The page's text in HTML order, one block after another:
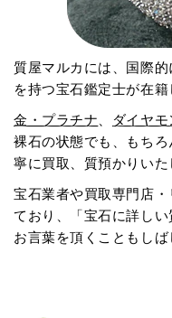
質屋マルカには、国際的
を持つ宝石鑑定士が在籍
金・プラチナ、 ダイヤモ
裸石の状態でも、もち
寧に買取、質預かりいた
宝石業者や買取専門店
ており、「宝石に詳し
お言葉を頂くこともしば